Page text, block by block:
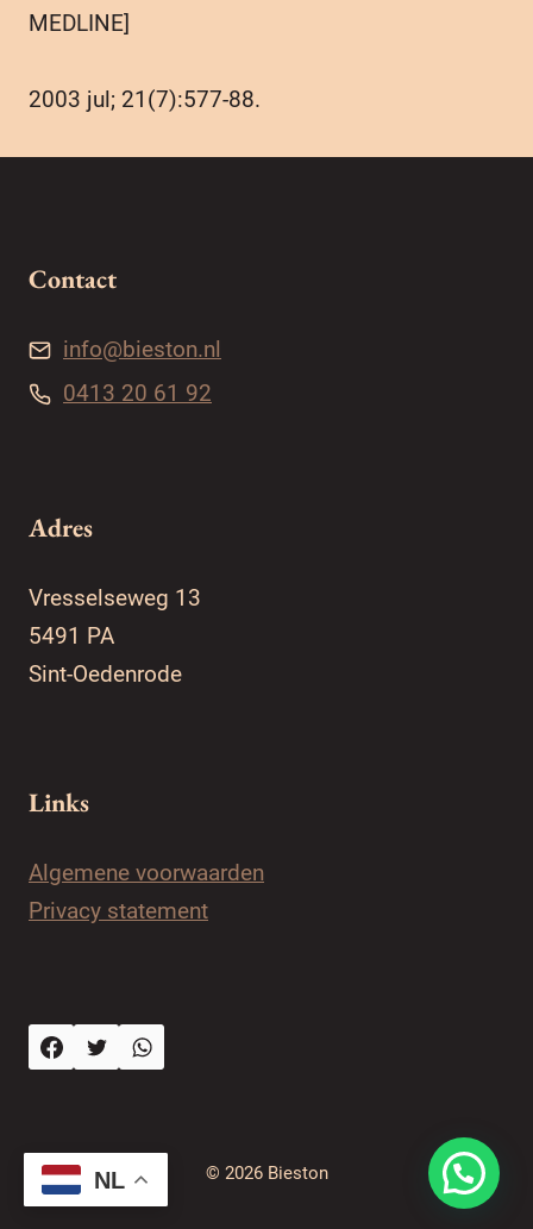
MEDLINE]
2003 jul; 21(7):577-88.
Contact
info@bieston.nl
0413 20 61 92
Adres
Vresselseweg 13
5491 PA
Sint-Oedenrode
Links
Algemene voorwaarden
Privacy statement
© 2026 Bieston
NL